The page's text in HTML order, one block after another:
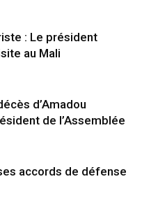
: Le président
au Mali
d’Amadou
de l’Assemblée
accords de défense